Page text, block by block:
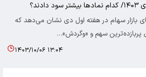
نمادهای بازار سهام در هفته اول دی نشان می‌دهد که
۱۴۰۳/۱۰/۰۶ ۱۳:۰۴